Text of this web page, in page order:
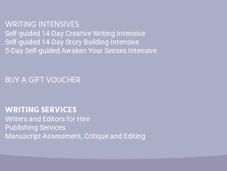
WRITING INTENSIVES
Self-guided 14-Day Creative Writing Intensive
Self-guided 14-Day Story Building Intensive
5-Day Self-guided Awaken Your Senses Intensive
BUY A GIFT VOUCHER
WRITING SERVICES
Writers and Editors for Hire
Publishing Services
Manuscript Assessment, Critique and Editing